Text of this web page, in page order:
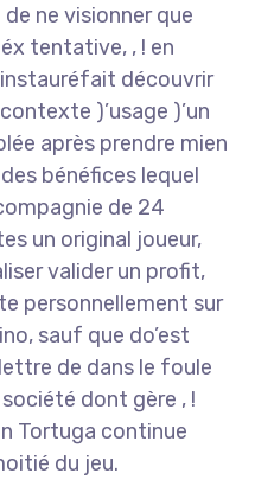
ne visionner que
tentative, , ! en
découvrir
)’usage )’un
après prendre mien
bénéfices lequel
de 24
un original joueur,
valider un profit,
personnellement sur
sauf que do’est
de dans le foule
dont gère , !
Tortuga continue
du jeu.